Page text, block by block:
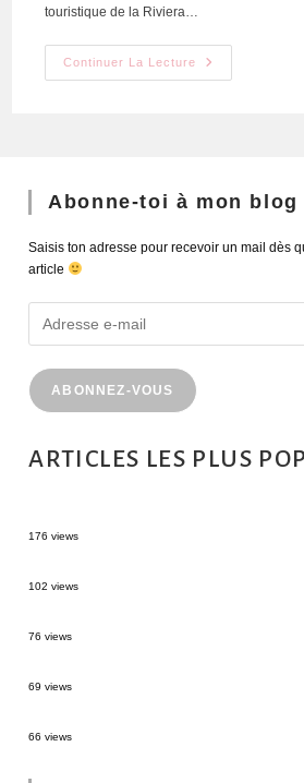
touristique de la Riviera…
Continuer La Lecture
Abonne-toi à mon
Saisis ton adresse pour recevoir un mail dès
article
ABONNEZ-VOUS
ARTICLES LES PLUS
176 views
102 views
76 views
69 views
66 views